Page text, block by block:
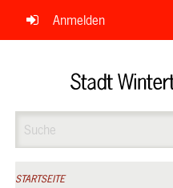
Navigation
überspringen
Anmelden
STARTSEITE